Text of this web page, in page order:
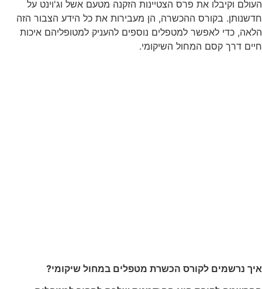
העולם וקיבלו את פרס הצטיינות הזקנה מטעם אשל וג'וינט על
חדשנותן. בקורס ההכשרה, הן מעבירות את כל הידע הצבור הזה
הלאה, כדי לאפשר למטפלים נוספים להעניק למטופליהם איכות
חיים דרך קסם המחול השיקומי.
איך נרשמים לקורס הכשרת מטפלים במחול שיקומי?